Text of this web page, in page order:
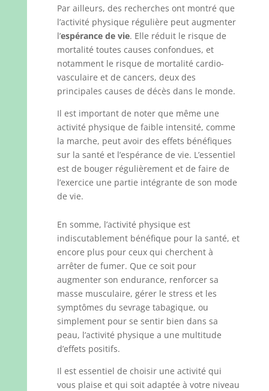
Par ailleurs, des recherches ont montré que
l’activité physique régulière peut augmenter
l’espérance de vie. Elle réduit le risque de
mortalité toutes causes confondues, et
notamment le risque de mortalité cardio-
vasculaire et de cancers, deux des
principales causes de décès dans le monde.
Il est important de noter que même une
activité physique de faible intensité, comme
la marche, peut avoir des effets bénéfiques
sur la santé et l’espérance de vie. L’essentiel
est de bouger régulièrement et de faire de
l’exercice une partie intégrante de son mode
de vie.
En somme, l’activité physique est
indiscutablement bénéfique pour la santé, et
encore plus pour ceux qui cherchent à
arrêter de fumer. Que ce soit pour
augmenter son endurance, renforcer sa
masse musculaire, gérer le stress et les
symptômes du sevrage tabagique, ou
simplement pour se sentir bien dans sa
peau, l’activité physique a une multitude
d’effets positifs.
Il est essentiel de choisir une activité qui
vous plaise et qui soit adaptée à votre niveau